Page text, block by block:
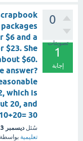
0
تصويتات
1
إجابة
$6 and a
$23. She
$60.
answer?
which is
20, and
10+20= 30. . - مع الشرح
سُئل ديسمبر 23، 2025
تعليمية بواسطة